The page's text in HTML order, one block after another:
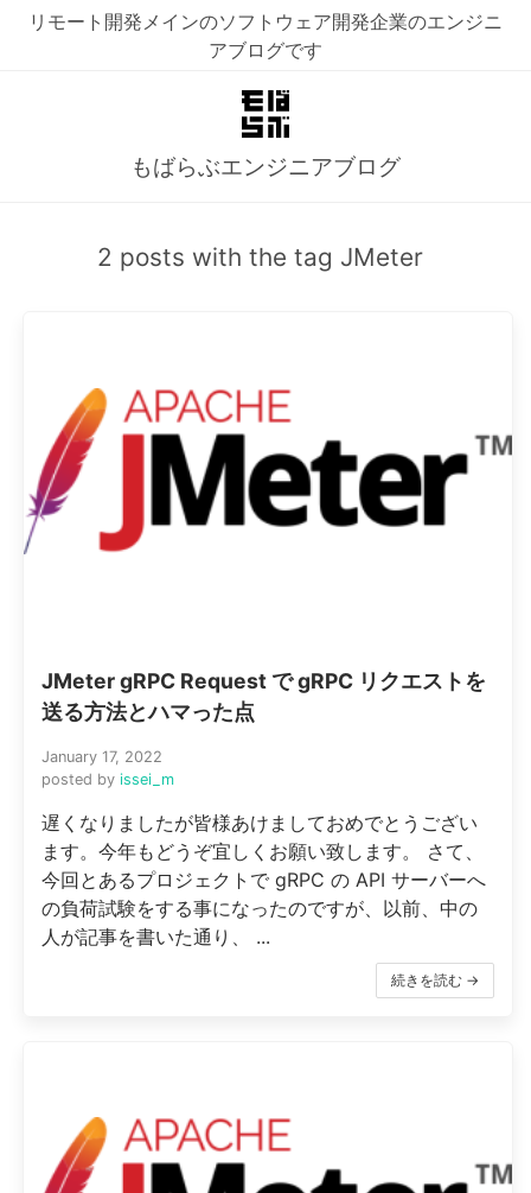
リモート開発メインのソフトウェア開発企業のエンジニ
アブログです
もばらぶエンジニアブログ
2 posts with the tag JMeter
JMeter gRPC Request で gRPC リクエストを
送る方法とハマった点
January 17, 2022
posted by issei_m
遅くなりましたが皆様あけましておめでとうござい
ます。今年もどうぞ宜しくお願い致します。 さて、
今回とあるプロジェクトで gRPC の API サーバーへ
の負荷試験をする事になったのですが、以前、中の
人が記事を書いた通り、 ...
続きを読む →